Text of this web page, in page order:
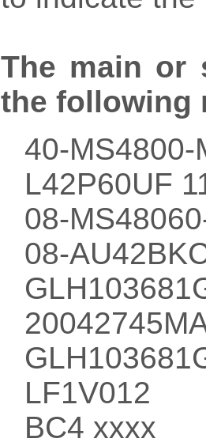
The main or
the following
40-MS4800-
L42P60UF
08-
08-
LF1V012
BC4 xxxx